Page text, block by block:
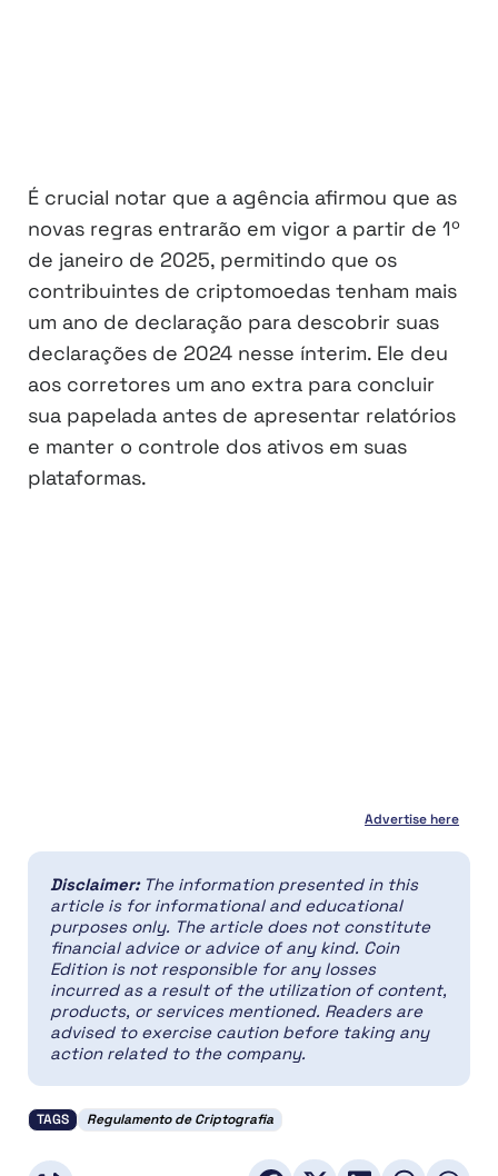
É crucial notar que a agência afirmou que as
novas regras entrarão em vigor a partir de 1º
de janeiro de 2025, permitindo que os
contribuintes de criptomoedas tenham mais
um ano de declaração para descobrir suas
declarações de 2024 nesse ínterim. Ele deu
aos corretores um ano extra para concluir
sua papelada antes de apresentar relatórios
e manter o controle dos ativos em suas
plataformas.
Advertise here
Disclaimer: The information presented in this
article is for informational and educational
purposes only. The article does not constitute
financial advice or advice of any kind. Coin
Edition is not responsible for any losses
incurred as a result of the utilization of content,
products, or services mentioned. Readers are
advised to exercise caution before taking any
action related to the company.
TAGS Regulamento de Criptografia